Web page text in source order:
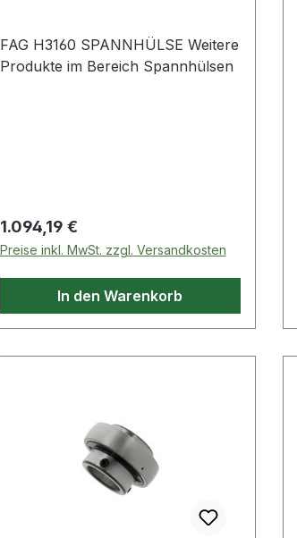
FAG H3160 SPANNHÜLSE Weitere
Produkte im Bereich Spannhülsen
Regulärer Preis:
1.094,19 €
Preise inkl. MwSt. zzgl. Versandkosten
In den Warenkorb